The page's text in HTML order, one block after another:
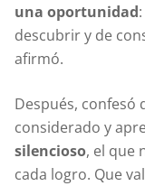
una oportunidad
descubrir y de
afirmó.
Después, confesó
considerado y
silencioso, el que
cada logro. Que